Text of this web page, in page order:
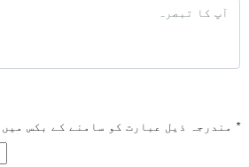
* مندرجہ ذیل عبارت کو سامنے کے بکس